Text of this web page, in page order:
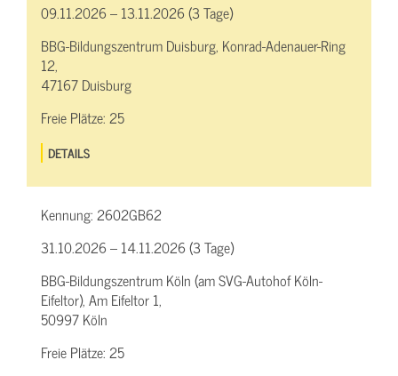
09.11.2026 – 13.11.2026 (3 Tage)
BBG-Bildungszentrum Duisburg, Konrad-Adenauer-Ring
12,
47167 Duisburg
Freie Plätze:25
DETAILS
Kennung:2602GB62
31.10.2026 – 14.11.2026 (3 Tage)
BBG-Bildungszentrum Köln (am SVG-Autohof Köln-
Eifeltor), Am Eifeltor 1,
50997 Köln
Freie Plätze:25